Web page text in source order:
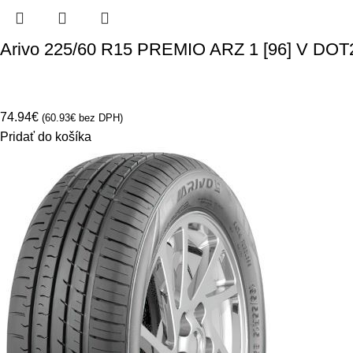
Arivo 225/60 R15 PREMIO ARZ 1 [96] V
74.94€ (60.93€ bez DPH)
Pridať do košíka